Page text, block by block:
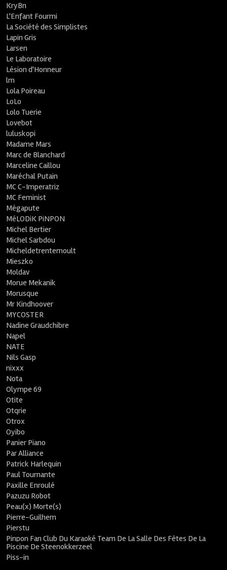
KryBn
L'Enfant Fourmi
La Société des Simplistes
Lapin Gris
Larsen
Le Laboratoire
Lésion d'Honneur
lm
Lola Poireau
LoLo
Lolo Tuerie
Lovebot
luluskopi
Madame Mars
Marc de Blanchard
Marceline Caillou
Maréchal Putain
MC C-Imperatriz
MC Feminist
Mégapute
MéLODiK PiNPON
Michel Bertier
Michel Sarbdou
Micheldetrentemoult
Mieszko
Moldav
Morue Mekanik
Morusque
Mr Kindhoover
MYCOSTER
Nadine Graudchibre
Napel
NATE
Nils Gasp
nixxx
Nota
Olympe 69
Otite
Otqrie
Otrox
Oyibo
Panier Piano
Par Alliance
Patrick Harlequin
Paul Tournante
Paxille Enroulé
Pazuzu Robot
Peau(x) Morte(s)
Pierre-Guilhem
Pierstu
Pinpon Fan Club Du Karaoké Team De La Salle Des Fêtes De La
Piscine De Steenokkerzeel
Piss-in